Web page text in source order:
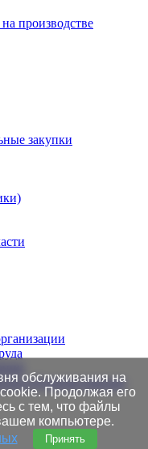
производстве
закупки
в Едином портале
обслуживания на
Продолжая его
с тем, что файлы
компьютере.
Принять